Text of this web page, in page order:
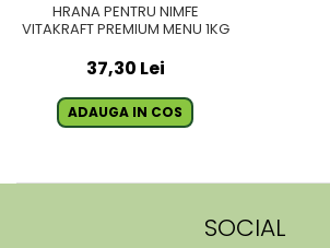
HRANA PENTRU NIMFE
VITAKRAFT PREMIUM MENU 1KG
37,30 Lei
ADAUGA IN COS
SOCIAL